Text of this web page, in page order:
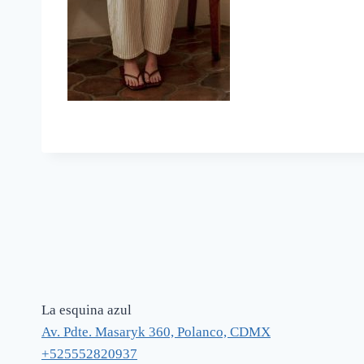
La esquina azul
Av. Pdte. Masaryk 360, Polanco, CDMX
+525552820937